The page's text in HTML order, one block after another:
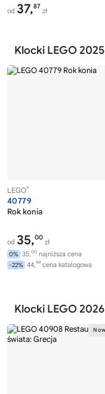
od 37,87
zł
Klocki LEGO 2025
LEGO®
40779
Rok konia
od 35,00
zł
0% 35,00 najniższa cena
-22% 44,99 cena katalogowa
Klocki LEGO 2026